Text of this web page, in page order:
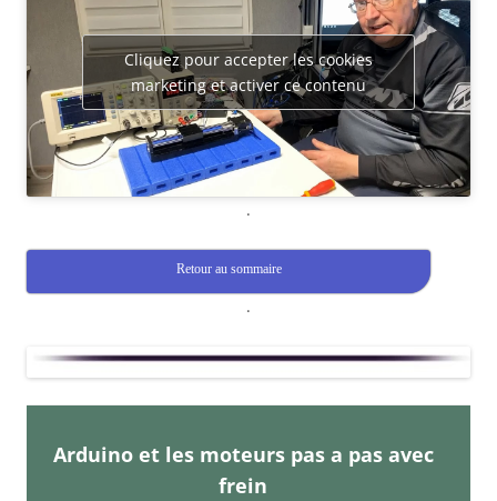
Cliquez pour accepter les cookies
marketing et activer ce contenu
.
Retour au sommaire
.
Arduino et les moteurs pas a pas avec
frein